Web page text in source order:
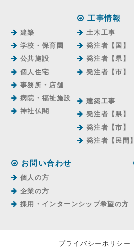
建築
学校・保育園
公共施設
個人住宅
事務所・店舗
病院・福祉施設
神社仏閣
工事情報
土木工事
発注者【国】
発注者【県】
発注者【市】
建築工事
発注者【県】
発注者【市】
発注者【⺠間】
お問い合わせ
個人の方
企業の方
採用・インターンシップ希望の方
プライバシーポリシー